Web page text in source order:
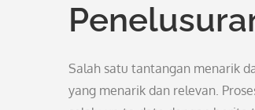
Salah satu tantangan menarik
yang menarik dan relevan.